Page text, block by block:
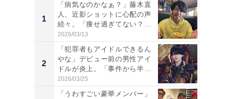
1
「病気なのかなぁ？」藤木直
人、近影ショットに心配の声
続々。「痩せ過ぎてない？」
「...
2026/03/13
2
「犯罪者もアイドルできるん
やな」デビュー前の男性アイ
ドルが炎上。「事件から半年
も...
2026/03/25
「うわすごい豪華メンバー」